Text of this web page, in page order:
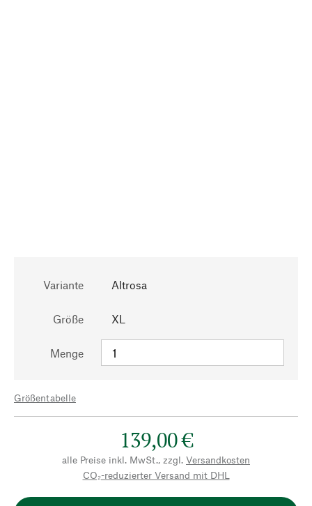
Variante Altrosa
Größe XL
Menge
Größentabelle
139,00 €
alle Preise inkl. MwSt., zzgl. Versandkosten
CO₂-reduzierter Versand mit DHL